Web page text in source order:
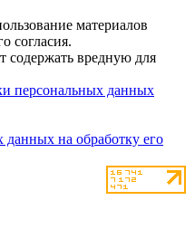
материалов
согласия.
содержать вредную для
персональных данных
данных на обработку его